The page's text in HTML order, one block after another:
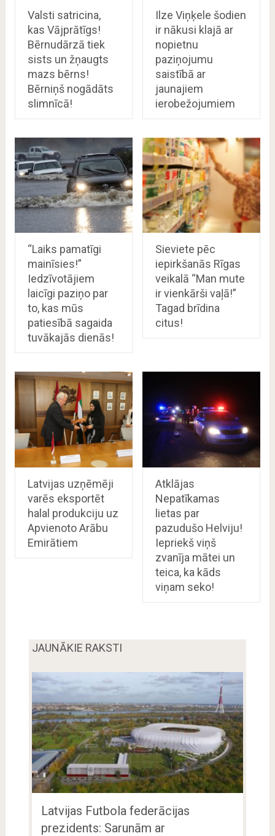
Valsti satricina,
kas Vājprātīgs!
Bērnudārzā tiek
sists un žņaugts
mazs bērns!
Bērniņš nogādāts
slimnīcā!
Ilze Viņķele šodien
ir nākusi klajā ar
nopietnu
paziņojumu
saistībā ar
jaunajiem
ierobežojumiem
“Laiks pamatīgi
mainīsies!”
Iedzīvotājiem
laicīgi paziņo par
to, kas mūs
patiesībā sagaida
tuvākajās dienās!
Sieviete pēc
iepirkšanās Rīgas
veikalā “Man mute
ir vienkārši vaļā!”
Tagad brīdina
citus!
Latvijas uzņēmēji
varēs eksportēt
halal produkciju uz
Apvienoto Arābu
Emirātiem
Atklājas
Nepatīkamas
lietas par
pazudušo Helviju!
Iepriekš viņš
zvanīja mātei un
teica, ka kāds
viņam seko!
JAUNĀKIE RAKSTI
Latvijas Futbola federācijas
prezidents: Sarunām ar